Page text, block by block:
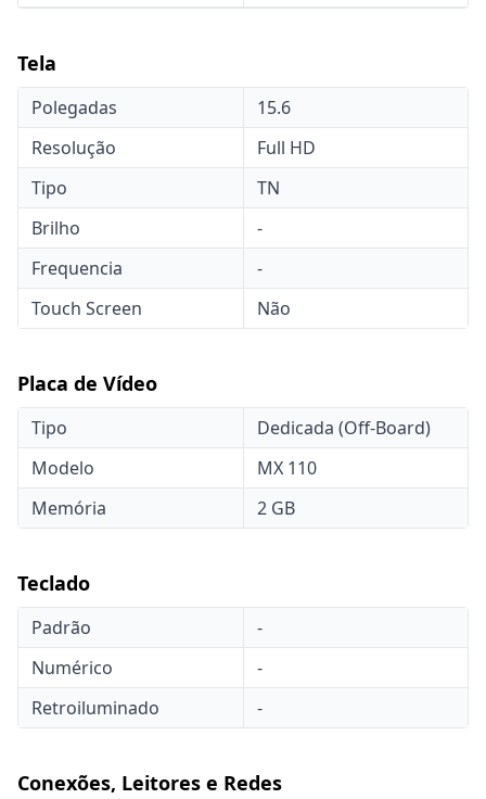
Tela
Polegadas
15.6
Resolução
Full HD
Tipo
TN
Brilho
-
Frequencia
-
Touch Screen
Não
Placa de Vídeo
Tipo
Dedicada (Off-Board)
Modelo
MX 110
Memória
2 GB
Teclado
Padrão
-
Numérico
-
Retroiluminado
-
Conexões, Leitores e Redes